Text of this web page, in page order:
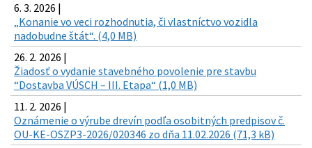
6. 3. 2026 |
„Konanie vo veci rozhodnutia, či vlastníctvo vozidla
nadobudne štát“. (4,0 MB)
26. 2. 2026 |
Žiadosť o vydanie stavebného povolenie pre stavbu
“Dostavba VÚSCH – III. Etapa“ (1,0 MB)
11. 2. 2026 |
Oznámenie o výrube drevín podľa osobitných predpisov č.
OU-KE-OSZP3-2026/020346 zo dňa 11.02.2026 (71,3 kB)